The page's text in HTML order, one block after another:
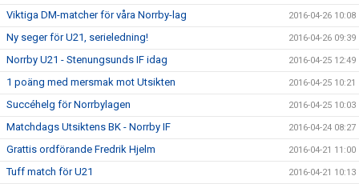
Viktiga DM-matcher för våra Norrby-lag 2016-04-26 10:08
Ny seger för U21, serieledning! 2016-04-26 09:39
Norrby U21 - Stenungsunds IF idag 2016-04-25 12:49
1 poäng med mersmak mot Utsikten 2016-04-25 10:21
Succéhelg för Norrbylagen 2016-04-25 10:03
Matchdags Utsiktens BK - Norrby IF 2016-04-24 08:27
Grattis ordförande Fredrik Hjelm 2016-04-21 11:00
Tuff match för U21 2016-04-21 10:13